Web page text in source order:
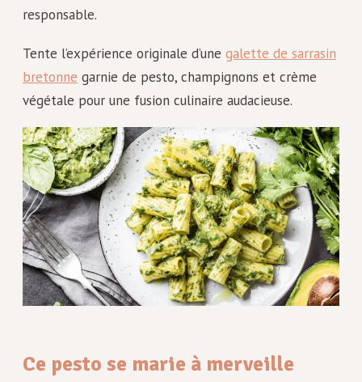
responsable.
Tente l’expérience originale d’une galette de sarrasin
bretonne garnie de pesto, champignons et crème
végétale pour une fusion culinaire audacieuse.
Ce pesto se marie à merveille